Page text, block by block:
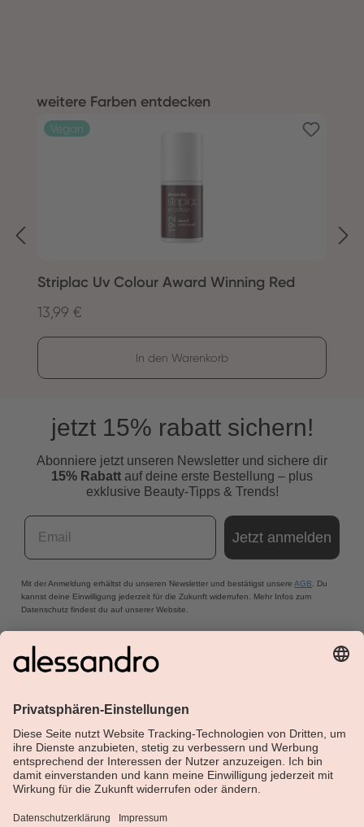
Produktgalerie überspringen
weitere Farben entdecken
Vegan
Striplac Uv Colour Award Winning Red
Regulärer Preis:
13,99 €
In den Warenkorb
jetzt 15% rabatt sichern!
Abonniere jetzt unseren Newsletter und sichere dir
15% Rabatt auf deine erste Bestellung – plus
exklusive Beauty-Tipps & Trends!
Email
Jetzt anmelden
Mit der Anmeldung erhältst du unseren Newsletter und bestätigst unsere AGB . Du
kannst deine Einwilligung jederzeit für die Zukunft widerrufen. Mehr Infos zum
Datenschutz findest du auf unserer Website.
Über Alessandro
Shop